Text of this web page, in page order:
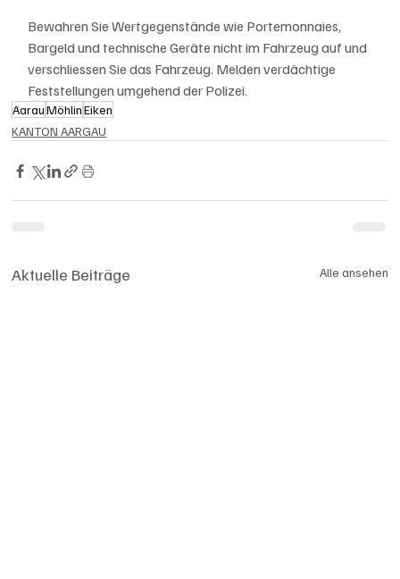
Bewahren Sie Wertgegenstände wie Portemonnaies,
Bargeld und technische Geräte nicht im Fahrzeug auf und
verschliessen Sie das Fahrzeug. Melden verdächtige
Feststellungen umgehend der Polizei.
Aarau Möhlin Eiken
KANTON AARGAU
Aktuelle Beiträge Alle ansehen